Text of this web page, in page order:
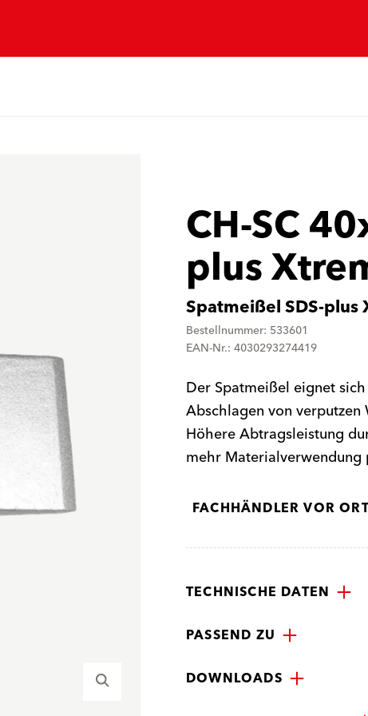
CH-SC
plus
Spatmeißel SDS-plus
Bestellnummer: 533601
EAN-Nr.: 4030293274419
Der Spatmeißel eignet
Abschlagen von verputzen
Höhere Abtragsleistung
mehr
FACHHÄNDLER VOR
TECHNISCHE DATEN
PASSEND ZU
DOWNLOADS